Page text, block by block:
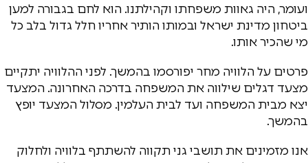
ועומר, היה גאוות משפחתו וקהילתנו. הוא לחם בגבורה למען
ביטחון מדינת ישראל ובמותו הותיר אחריו חלל גדול בלב כל
מי שהכיר אותו.
פרטים על הלוויה מחר יפורסמו בהמשך. לפני ההלוויה יתקיים
מצעד דגלים שילווה את המשפחה בדרכה האחרונה. המצעד
יצא מבית המשפחה ועד לבית העלמין. מסלול המצעד יופץ
בהמשך.
אנו מזמינים את תושבי גני תקווה להשתתף בלוויה ולחלוק